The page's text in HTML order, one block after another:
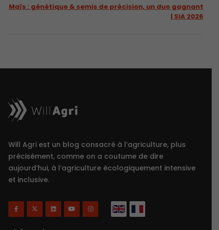
Maïs : génétique & semis de précision, un duo gagnant
| SIA 2026
Will Agri est un blog consacré à l’agriculture, plus
précisément, comme on a coutume de dire
aujourd’hui, à l’agriculture écologiquement intensive
et inclusive.